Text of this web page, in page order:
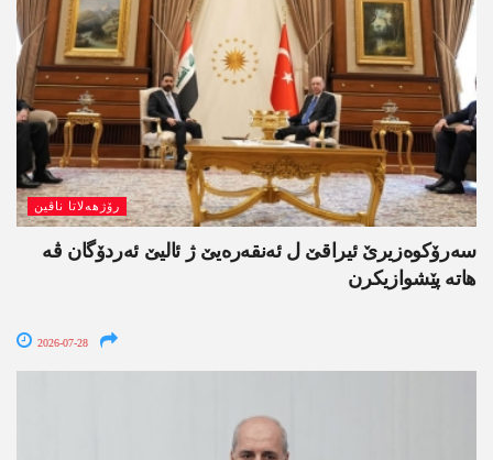
رۆژھەلاتا ناڤین
سەرۆکوەزیرێ ئیراقێ ل ئەنقەرەیێ ژ ئالیێ ئەردۆگان ڤە
ھاتە پێشوازیکرن
2026-07-28